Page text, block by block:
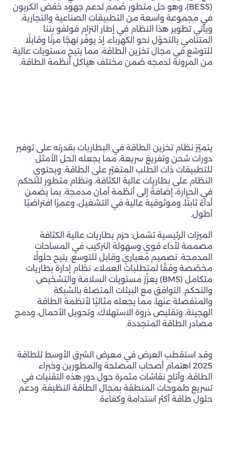
(BESS)، وهو حل متطور صُمم لدعم جهود خفض الكربون
في مجموعة واسعة من التطبيقات الصناعية والتجارية.
ويأتي تطوير هذا النظام في إطار التزام فولفو بنتا
المتنامي بالتحوّل نحو الكهرباء، إذ يوفّر نهجًا مرنًا وقابلًا
للتوسّع في مجال تخزين الطاقة، مما يتيح مستويات عالية
من المرونة لدمجه ضمن مختلف هياكل أنظمة الطاقة.
يتميّز نظام تخزين الطاقة في البطاريات بقدرته على توفير
دورات شحن وتفريغ سريعة، مما يجعله الحل الأمثل
للتطبيقات ذات الطلب المتغيّر على الطاقة. ويحتوي
النظام على بطاريات عالية الكثافة، ونظام متطور للتحكم
في الحرارة، إضافةً إلى أنظمة أمان مدمجة، بما يضمن
أداءً ثابتًا، وموثوقية عالية في التشغيل، وعمرًا افتراضيًا
أطول.
الميزات الرئيسية تشمل: حزم بطاريات عالية الكثافة
مصممة لأداء قوي وسهولة التركيب في المساحات
المدمجة. تصميم معياري وقابل للتوسع، يتيح حلولًا
مخصّصة وفقًا لمتطلبات العملاء. نظام إدارة بطاريات
متكامل (BMS) يعزّز مستويات السلامة والتشخيص
والتحكم. التوافق مع البيئات المتصلة بالشبكة
والمنفصلة عنها، مما يجعله مثاليًا لأنظمة الطاقة
الهجينة، وتقليص ذروة الاستهلاك، وتحويل الأحمال، ودمج
مصادر الطاقة المتجددة.
وقد استقطب العرض في معرض الشرق الأوسط للطاقة
2025 اهتمام أصحاب المصلحة والمطورين وخبراء
الطاقة، وأتاح نقاشات مثمرة حول دور هذه التقنيات في
تسريع طموحات المنطقة بمجال الطاقة النظيفة، ودعم
حلول طاقة أكثر استدامة وكفاءة.